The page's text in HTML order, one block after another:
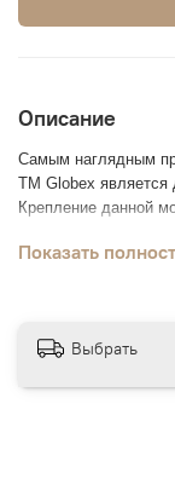
Описание
Самым наглядным
ТМ Globex является
Крепление данной
которые при
компактность.
Показать
Выбрать